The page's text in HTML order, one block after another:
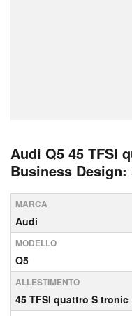
Audi Q5 45 TFSI
Business
MARCA
Audi
MODELLO
Q5
ALLESTIMENTO
45 TFSI quattro S